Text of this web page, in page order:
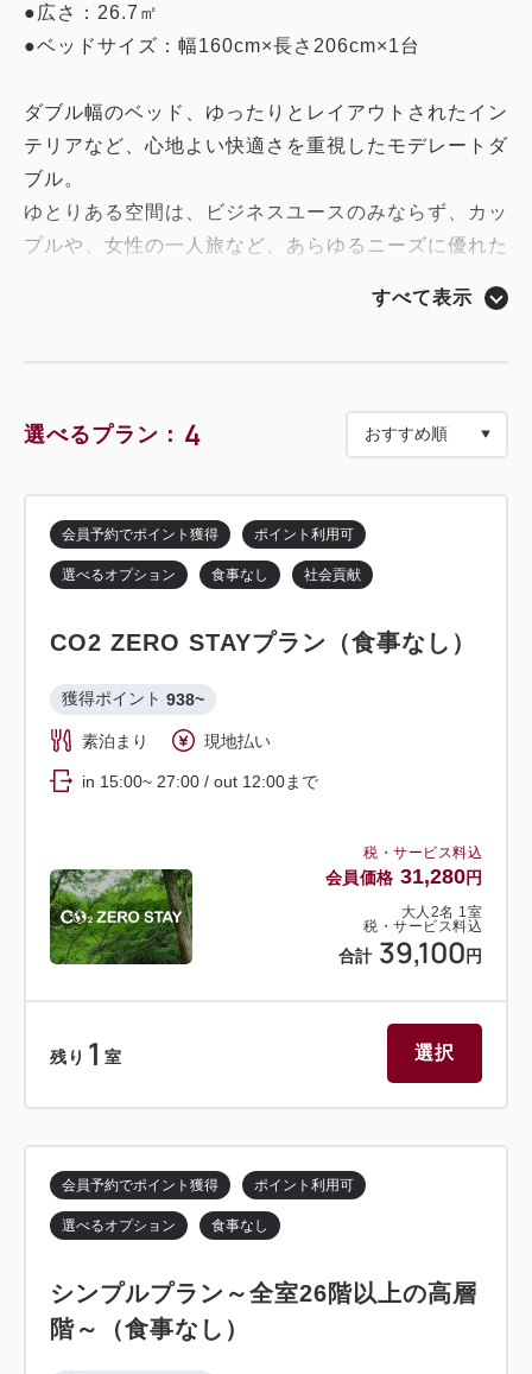
●広さ：26.7㎡
●ベッドサイズ：幅160cm×長さ206cm×1台
ダブル幅のベッド、ゆったりとレイアウトされたイン
テリアなど、心地よい快適さを重視したモデレートダ
ブル。
ゆとりある空間は、ビジネスユースのみならず、カッ
プルや、女性の一人旅など、あらゆるニーズに優れた
すべて表示
選べるプラン： 4
税・サービス料込
会員価格 31,280円
大人 2名 1 室
税・サービス料込
合計 39,100円
会員予約でポイント獲得 ポイント利用可
選べるオプション 食事なし 社会貢献
CO2 ZERO STAYプラン（食事なし）
獲得ポイント 938~
素泊まり 現地払い
in 15:00~ 27:00 / out 12:00まで
残り 1 室 選択
会員予約でポイント獲得 ポイント利用可
選べるオプション 食事なし
シンプルプラン～全室26階以上の高層
階～（食事なし）